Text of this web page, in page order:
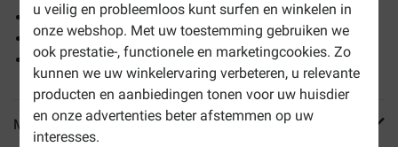
u veilig en probleemloos kunt surfen en winkelen in
onze webshop. Met uw toestemming gebruiken we
ook prestatie-, functionele en marketingcookies. Zo
kunnen we uw winkelervaring verbeteren, u relevante
producten en aanbiedingen tonen voor uw huisdier
en onze advertenties beter afstemmen op uw
interesses.
100% natuurlijk
Laag in calorieën
Diameter ca. 45mm
Meer informatie